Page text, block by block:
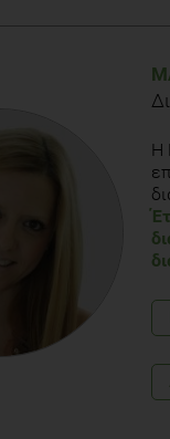
Πληροφοριών για
en/healthy-
Peters JC. Energy
Phelan S., Wing RR..
of Nutrition Educ and
H